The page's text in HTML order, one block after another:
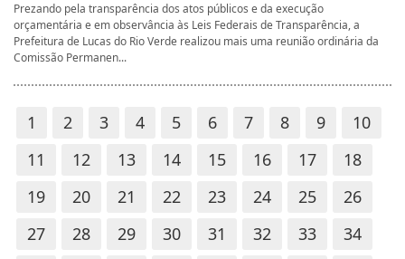
Prezando pela transparência dos atos públicos e da execução
orçamentária e em observância às Leis Federais de Transparência, a
Prefeitura de Lucas do Rio Verde realizou mais uma reunião ordinária da
Comissão Permanen...
1 2 3 4 5 6 7 8 9
10
11
12 13 14 15 16 17
18
19
20 21 22 23 24 25
26
27
28 29 30 31 32 33
34